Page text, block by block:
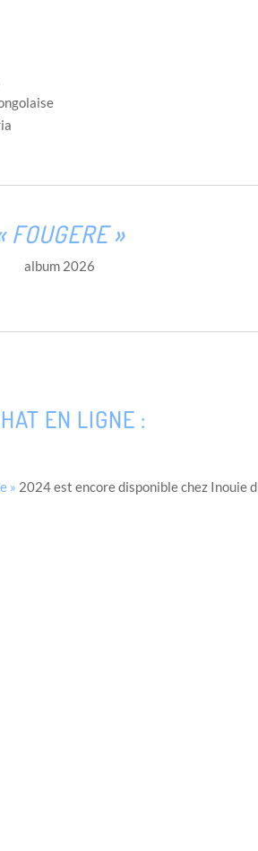
FOUGERE »
album 2026
EN LIGNE :
» 2024 est encore disponible chez Inouie